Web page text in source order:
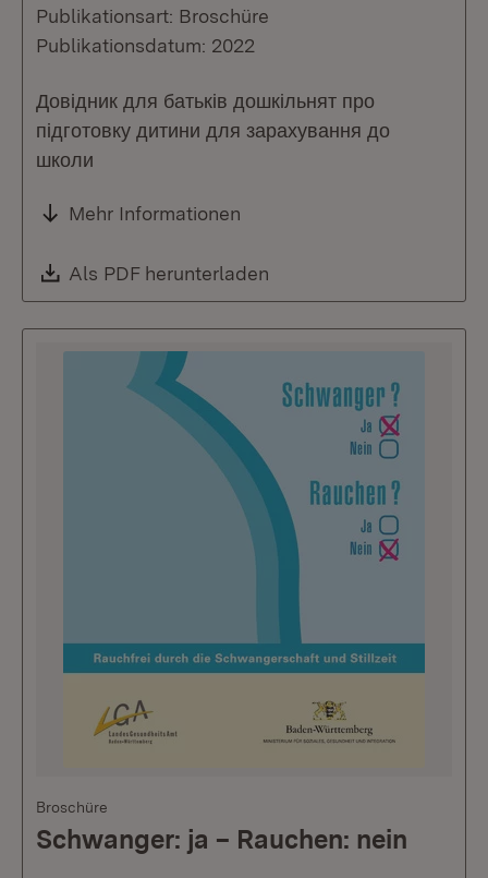
Publikationsart: Broschüre
Publikationsdatum: 2022
Довідник для батьків дошкільнят про
підготовку дитини для зарахування до
школи
Mehr Informationen
Download:
Als PDF herunterladen
Broschüre
Schwanger: ja – Rauchen: nein